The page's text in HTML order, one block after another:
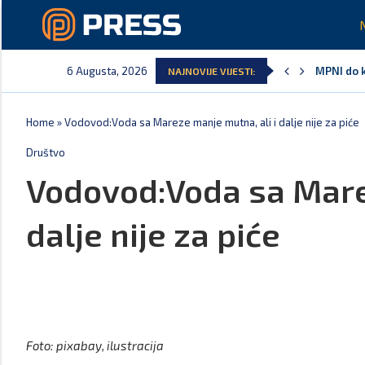
6 Augusta, 2026 NAJNOVIJE VIJESTI:
MPNI do
U
MCP
Andrić:
Spajić:
Vučić
Home »Vodovod:Voda sa Mareze manje mutna, ali i dalje nije za piće
Društvo
Vodovod:Voda sa
dalje nije za piće
Foto: pixabay, ilustracija